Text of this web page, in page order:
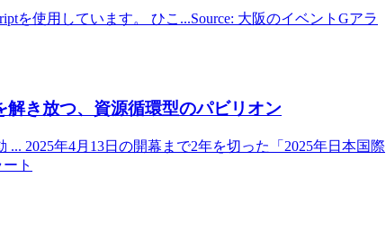
を使用しています。 ひこ...Source: 大阪のイベントGアラ
解き放つ、資源循環型のパビリオン
2025年4月13日の開幕まで2年を切った「2025年日本国際
ト